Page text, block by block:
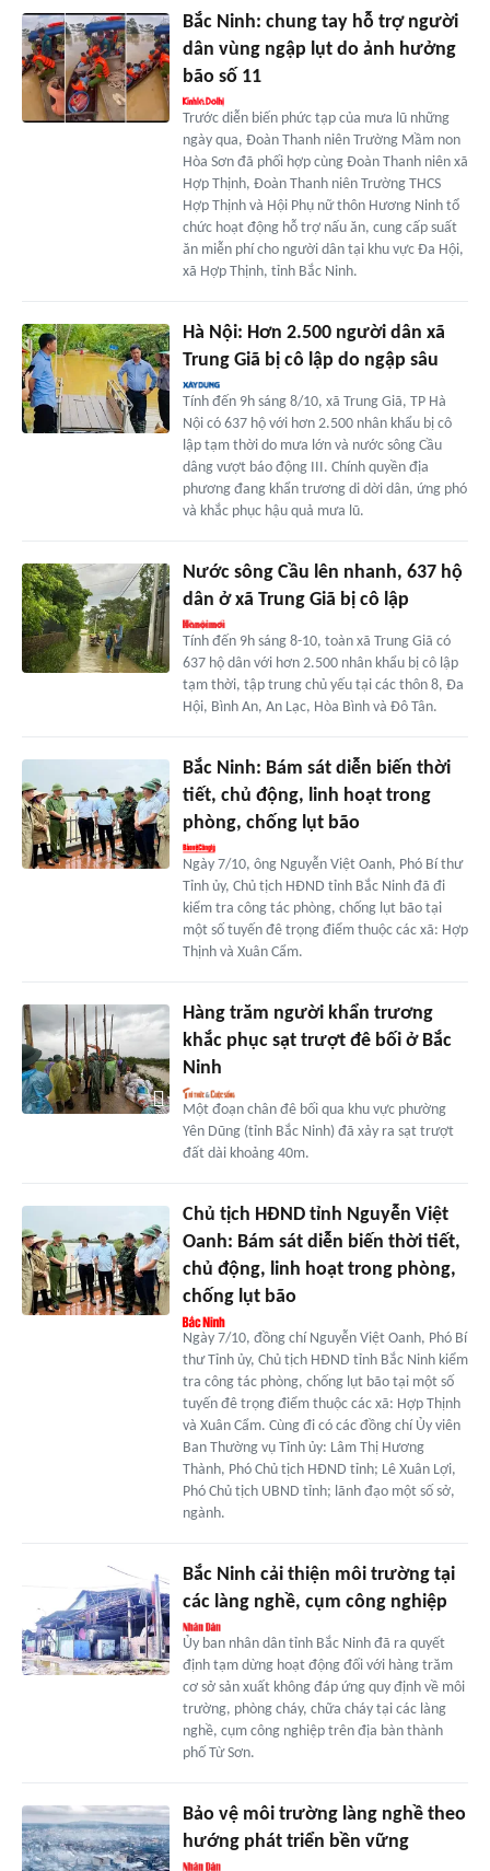
Bắc Ninh: chung tay hỗ trợ người
dân vùng ngập lụt do ảnh hưởng
bão số 11
Trước diễn biến phức tạp của mưa lũ những
ngày qua, Đoàn Thanh niên Trường Mầm non
Hòa Sơn đã phối hợp cùng Đoàn Thanh niên xã
Hợp Thịnh, Đoàn Thanh niên Trường THCS
Hợp Thịnh và Hội Phụ nữ thôn Hương Ninh tổ
chức hoạt động hỗ trợ nấu ăn, cung cấp suất
ăn miễn phí cho người dân tại khu vực Đa Hội,
xã Hợp Thịnh, tỉnh Bắc Ninh.
Hà Nội: Hơn 2.500 người dân xã
Trung Giã bị cô lập do ngập sâu
Tính đến 9h sáng 8/10, xã Trung Giã, TP Hà
Nội có 637 hộ với hơn 2.500 nhân khẩu bị cô
lập tạm thời do mưa lớn và nước sông Cầu
dâng vượt báo động III. Chính quyền địa
phương đang khẩn trương di dời dân, ứng phó
và khắc phục hậu quả mưa lũ.
Nước sông Cầu lên nhanh, 637 hộ
dân ở xã Trung Giã bị cô lập
Tính đến 9h sáng 8-10, toàn xã Trung Giã có
637 hộ dân với hơn 2.500 nhân khẩu bị cô lập
tạm thời, tập trung chủ yếu tại các thôn 8, Đa
Hội, Bình An, An Lạc, Hòa Bình và Đô Tân.
Bắc Ninh: Bám sát diễn biến thời
tiết, chủ động, linh hoạt trong
phòng, chống lụt bão
Ngày 7/10, ông Nguyễn Việt Oanh, Phó Bí thư
Tỉnh ủy, Chủ tịch HĐND tỉnh Bắc Ninh đã đi
kiểm tra công tác phòng, chống lụt bão tại
một số tuyến đê trọng điểm thuộc các xã: Hợp
Thịnh và Xuân Cẩm.
Hàng trăm người khẩn trương
khắc phục sạt trượt đê bối ở Bắc
Ninh
Một đoạn chân đê bối qua khu vực phường
Yên Dũng (tỉnh Bắc Ninh) đã xảy ra sạt trượt
đất dài khoảng 40m.
Chủ tịch HĐND tỉnh Nguyễn Việt
Oanh: Bám sát diễn biến thời tiết,
chủ động, linh hoạt trong phòng,
chống lụt bão
Ngày 7/10, đồng chí Nguyễn Việt Oanh, Phó Bí
thư Tỉnh ủy, Chủ tịch HĐND tỉnh Bắc Ninh kiểm
tra công tác phòng, chống lụt bão tại một số
tuyến đê trọng điểm thuộc các xã: Hợp Thịnh
và Xuân Cẩm. Cùng đi có các đồng chí Ủy viên
Ban Thường vụ Tỉnh ủy: Lâm Thị Hương
Thành, Phó Chủ tịch HĐND tỉnh; Lê Xuân Lợi,
Phó Chủ tịch UBND tỉnh; lãnh đạo một số sở,
ngành.
Bắc Ninh cải thiện môi trường tại
các làng nghề, cụm công nghiệp
Ủy ban nhân dân tỉnh Bắc Ninh đã ra quyết
định tạm dừng hoạt động đối với hàng trăm
cơ sở sản xuất không đáp ứng quy định về môi
trường, phòng cháy, chữa cháy tại các làng
nghề, cụm công nghiệp trên địa bàn thành
phố Từ Sơn.
Bảo vệ môi trường làng nghề theo
hướng phát triển bền vững